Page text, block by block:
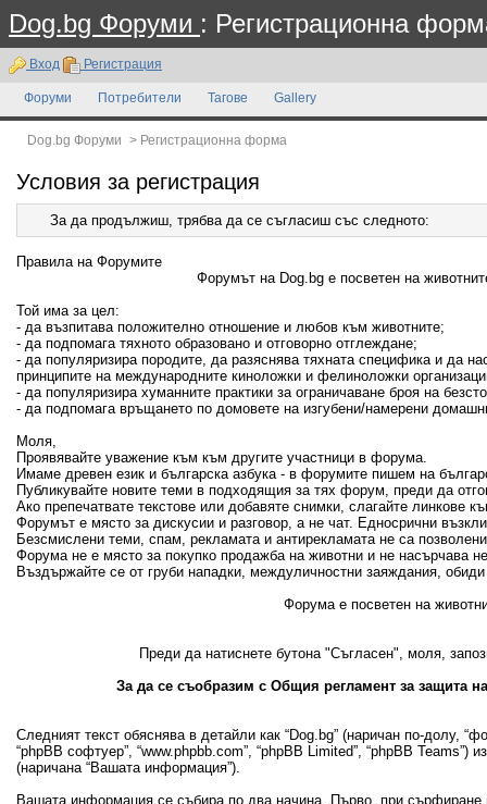
Dog.bg Форуми : Регистрационна
Вход Регистрация
Форуми Потребители Тагове Gallery
Dog.bg Форуми > Регистрационна форма
Условия за регистрация
За да продължиш, трябва да се съгласиш със следното:
Правила на Форумите
Форумът на Dog.bg е посветен на
Той има за цел:
- да възпитава положително отношение и любов към животните;
- да подпомага тяхното образовано и отговорно отглеждане;
- да популяризира породите, да разяснява тяхната специфика и да
принципите на международните киноложки и фелиноложки
- да популяризира хуманните практики за ограничаване броя на
- да подпомага връщането по домовете на изгубени/намерени
Моля,
Проявявайте уважение към към другите участници в форума.
Имаме древен език и българска азбука - в форумите пишем на
Публикувайте новите теми в подходящия за тях форум, преди да
Ако препечатвате текстове или добавяте снимки, слагайте линкове
Форумът е място за дискусии и разговор, а не чат. Едносрични
Безсмислени теми, спам, рекламата и антирекламата не са
Форума не е място за покупко продажба на животни и не насърчава
Въздържайте се от груби нападки, междуличностни заяждания,
Форума е посветен на
Преди да натиснете бутона "Съгласен", моля,
За да се съобразим с Общия регламент за защита
Следният текст обяснява в детайли как “Dog.bg” (наричан по-долу,
“phpBB софтуер”, “www.phpbb.com”, “phpBB Limited”, “phpBB
(наричана “Вашата информация”).
Вашата информация се събира по два начина. Първо, при сърфиране